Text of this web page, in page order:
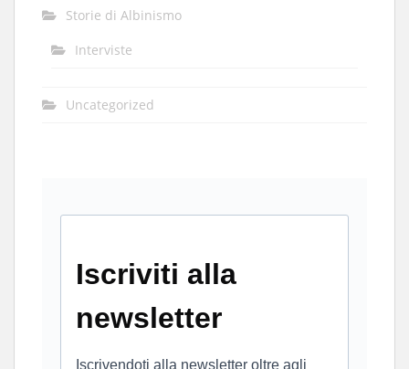
Storie di Albinismo
Interviste
Uncategorized